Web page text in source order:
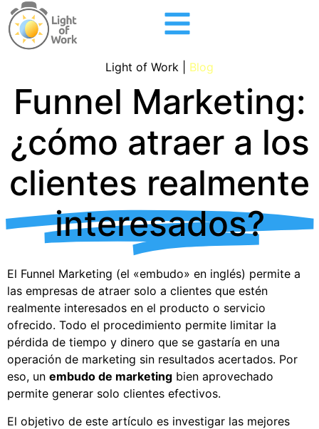
Light of Work | Blog
Funnel Marketing:
¿cómo atraer a los
clientes realmente
interesados?
El Funnel Marketing (el «embudo» en inglés) permite a
las empresas de atraer solo a clientes que estén
realmente interesados ​​en el producto o servicio
ofrecido. Todo el procedimiento permite limitar la
pérdida de tiempo y dinero que se gastaría en una
operación de marketing sin resultados acertados. Por
eso, un embudo de marketing bien aprovechado
permite generar solo clientes efectivos.
El objetivo de este artículo es investigar las mejores